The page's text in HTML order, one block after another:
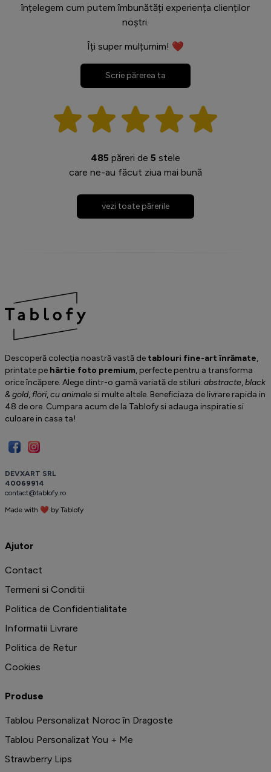
înțelegem cum putem îmbunătăți experiența clienților
noștri.
Îți super mulțumim! ❤️
Scrie părerea ta
485 păreri de 5 stele
care ne-au făcut ziua mai bună
vezi toate părerile
Descoperă colecția noastră vastă de tablouri fine-art înrămate,
printate pe hârtie foto premium, perfecte pentru a transforma
orice încăpere. Alege dintr-o gamă variată de stiluri: abstracte,black
& gold, flori,cu animalesi multe altele. Beneficiaza de livrare rapida in
48 de ore. Cumpara acum de la Tablofy si adauga inspiratie si
culoare in casa ta!
DEVXART SRL
40069914
contact@tablofy.ro
Made with ❤ by Tablofy
Ajutor
Contact
Termeni si Conditii
Politica de Confidentialitate
Informatii Livrare
Politica de Retur
Cookies
Produse
Tablou Personalizat Noroc în Dragoste
Tablou Personalizat You + Me
Strawberry Lips